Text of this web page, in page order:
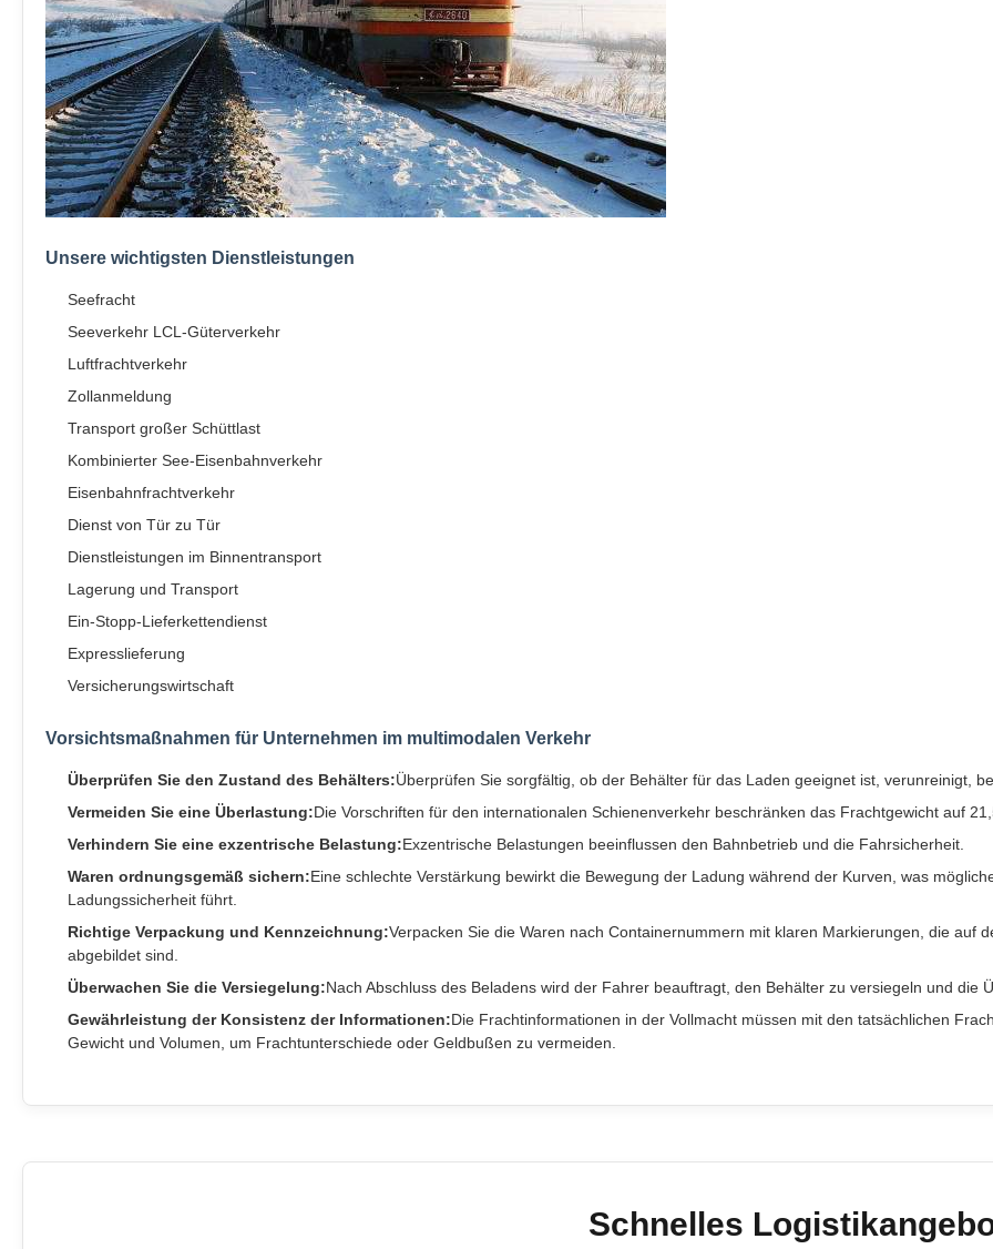
Unsere wichtigsten Dienstleistungen
Seefracht
Seeverkehr LCL-Güterverkehr
Luftfrachtverkehr
Zollanmeldung
Transport großer Schüttlast
Kombinierter See-Eisenbahnverkehr
Eisenbahnfrachtverkehr
Dienst von Tür zu Tür
Dienstleistungen im Binnentransport
Lagerung und Transport
Ein-Stopp-Lieferkettendienst
Expresslieferung
Versicherungswirtschaft
Vorsichtsmaßnahmen für Unternehmen im multimodalen Verkehr
Überprüfen Sie den Zustand des Behälters:Überprüfen Sie sorgfältig, ob der Behälter für das Laden geeignet ist, verunreinigt,
Vermeiden Sie eine Überlastung:Die Vorschriften für den internationalen Schienenverkehr beschränken das Frachtgewicht auf
Verhindern Sie eine exzentrische Belastung:Exzentrische Belastungen beeinflussen den Bahnbetrieb und die Fahrsicherheit.
Waren ordnungsgemäß sichern:Eine schlechte Verstärkung bewirkt die Bewegung der Ladung während der Kurven, was
Ladungssicherheit führt.
Richtige Verpackung und Kennzeichnung:Verpacken Sie die Waren nach Containernummern mit klaren Markierungen, die auf
abgebildet sind.
Überwachen Sie die Versiegelung:Nach Abschluss des Beladens wird der Fahrer beauftragt, den Behälter zu versiegeln und die
Gewährleistung der Konsistenz der Informationen:Die Frachtinformationen in der Vollmacht müssen mit den tatsächlichen
Gewicht und Volumen, um Frachtunterschiede oder Geldbußen zu vermeiden.
Schnelles